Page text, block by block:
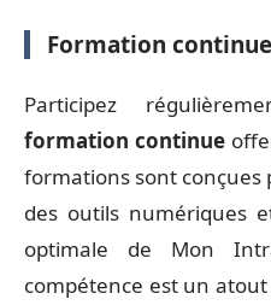
Formation continue
Participez
formation continue
formations sont
des outils numériques
optimale de Mon
compétence est un